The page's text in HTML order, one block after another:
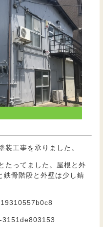
装工事を承りました。
たってました。屋根と外
鉄骨階段と外壁は少し錆